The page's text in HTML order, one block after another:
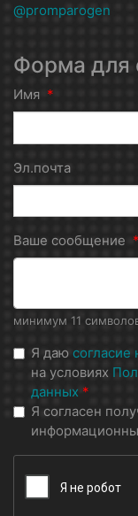
@promparogen
Форма для
Имя *
Эл.почта
Ваше сообщение *
минимум 11
Я даю согласие
на условиях
данных *
Я согласен